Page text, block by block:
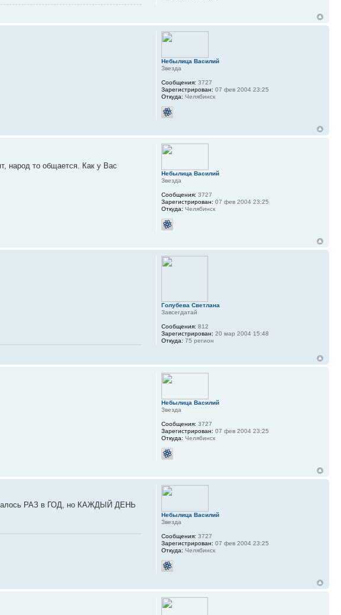
Небылица Василий
Звезда
Сообщения: 3727
Зарегистрирован: 07 фев 2004 23:25
Откуда: Челябинск
народ то общается. Как у Вас
Небылица Василий
Звезда
Сообщения: 3727
Зарегистрирован: 07 фев 2004 23:25
Откуда: Челябинск
Голубева Светлана
Завсегдатай
Сообщения: 812
Зарегистрирован: 20 мар 2004 15:48
Откуда: 75 регион
Небылица Василий
Звезда
Сообщения: 3727
Зарегистрирован: 07 фев 2004 23:25
Откуда: Челябинск
РАЗ в ГОД, но КАЖДЫЙ ДЕНЬ
Небылица Василий
Звезда
Сообщения: 3727
Зарегистрирован: 07 фев 2004 23:25
Откуда: Челябинск